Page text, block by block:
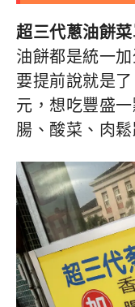
超三代蔥油餅
油餅都是統一
要提前說就是了
元，想吃豐盛
腸、酸菜、肉鬆